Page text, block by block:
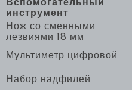
инструмент
Нож со сменными
лезвиями 18 мм
Мультиметр цифровой
Набор надфилей